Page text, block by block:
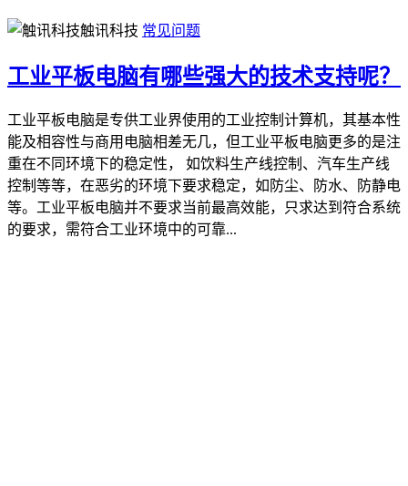
触讯科技 常见问题
工业平板电脑有哪些强大的技术支持呢？
工业平板电脑是专供工业界使用的工业控制计算机，其基本性
能及相容性与商用电脑相差无几，但工业平板电脑更多的是注
重在不同环境下的稳定性， 如饮料生产线控制、汽车生产线
控制等等，在恶劣的环境下要求稳定，如防尘、防水、防静电
等。工业平板电脑并不要求当前最高效能，只求达到符合系统
的要求，需符合工业环境中的可靠...